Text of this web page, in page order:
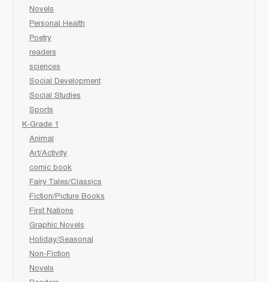
Novels
Personal Health
Poetry
readers
sciences
Social Development
Social Studies
Sports
K-Grade 1
Animal
Art/Activity
comic book
Fairy Tales/Classics
Fiction/Picture Books
First Nations
Graphic Novels
Holiday/Seasonal
Non-Fiction
Novels